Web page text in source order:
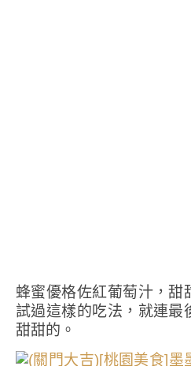
蜂蜜優格佐紅葡萄汁，甜
試過這樣的吃法，就連最
甜甜的。